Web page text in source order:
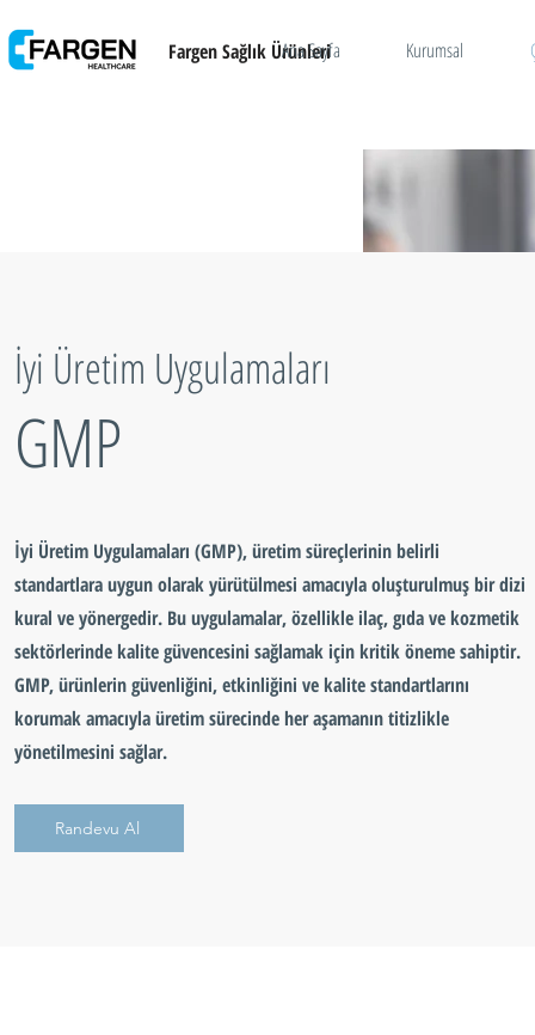
Fargen Sağlık Ürünleri
Ana Sayfa Kurumsal
İyi Üretim Uygulamaları
GMP
İyi Üretim Uygulamaları (GMP), üretim süreçlerinin belirli
standartlara uygun olarak yürütülmesi amacıyla oluşturulmuş bir dizi
kural ve yönergedir. Bu uygulamalar, özellikle ilaç, gıda ve kozmetik
sektörlerinde kalite güvencesini sağlamak için kritik öneme sahiptir.
GMP, ürünlerin güvenliğini, etkinliğini ve kalite standartlarını
korumak amacıyla üretim sürecinde her aşamanın titizlikle
yönetilmesini sağlar.
Randevu Al